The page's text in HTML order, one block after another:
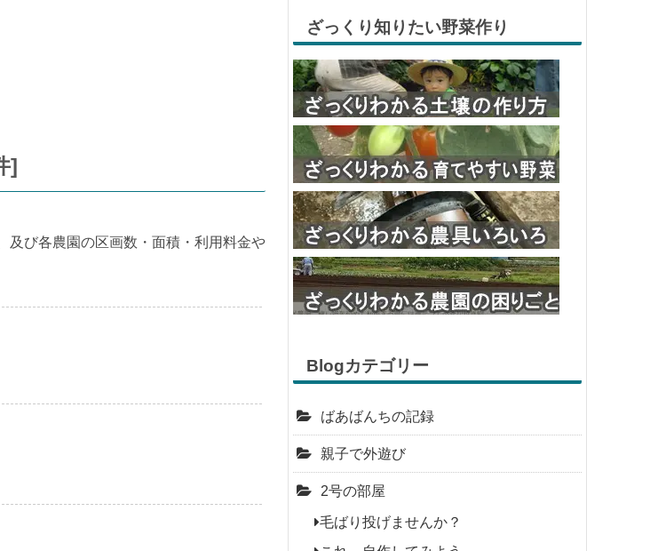
]
及び各農園の区画数・面積・利用料金や
ざっくり知りたい野菜作り
Blogカテゴリー
ばあばんちの記録
親子で外遊び
2号の部屋
毛ばり投げませんか？